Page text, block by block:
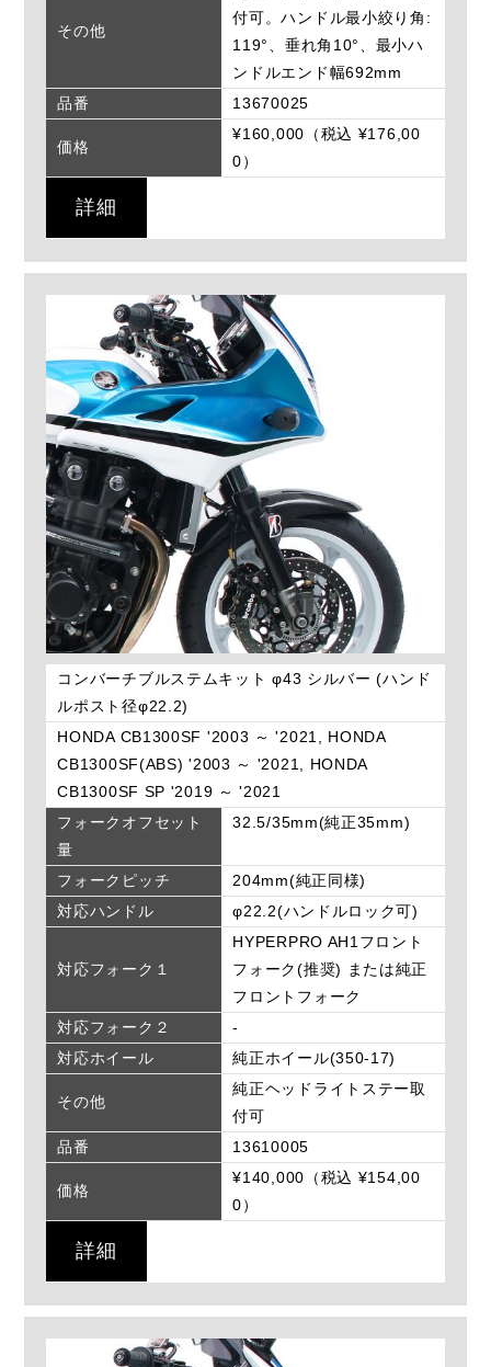
その他
付可。ハンドル最小絞り角:
119°、垂れ角10°、最小ハ
ンドルエンド幅692mm
品番
13670025
価格
¥160,000（税込 ¥176,00
0）
詳細
コンバーチブルステムキット φ43 シルバー (ハンド
ルポスト径φ22.2)
HONDA CB1300SF '2003 ～ '2021, HONDA
CB1300SF(ABS) '2003 ～ '2021, HONDA
CB1300SF SP '2019 ～ '2021
フォークオフセット
量
32.5/35mm(純正35mm)
フォークピッチ
204mm(純正同様)
対応ハンドル
φ22.2(ハンドルロック可)
対応フォーク１
HYPERPRO AH1フロント
フォーク(推奨) または純正
フロントフォーク
対応フォーク２
-
対応ホイール
純正ホイール(350-17)
その他
純正ヘッドライトステー取
付可
品番
13610005
価格
¥140,000（税込 ¥154,00
0）
詳細